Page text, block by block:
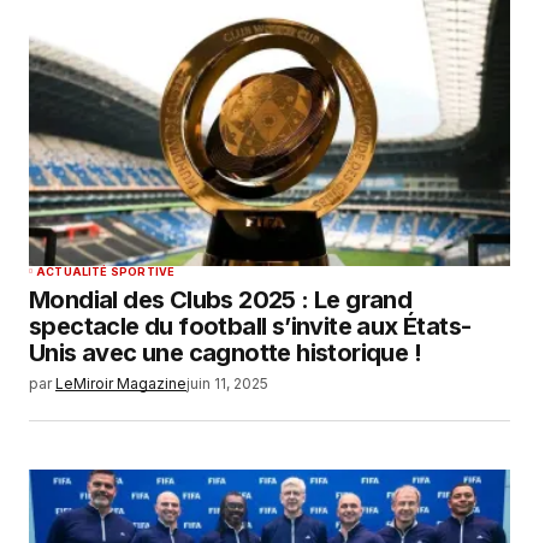
ACTUALITÉ SPORTIVE
Mondial des Clubs 2025 : Le grand
spectacle du football s’invite aux États-
Unis avec une cagnotte historique !
par LeMiroir Magazinejuin 11, 2025